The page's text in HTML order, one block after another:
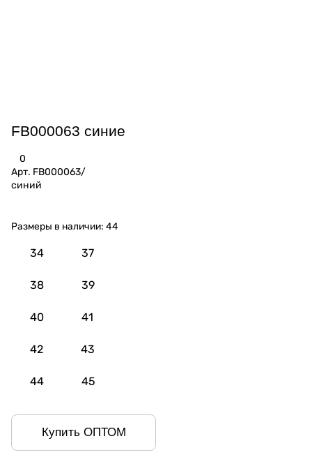
FB000063 синие
0
Арт. FB000063/
синий
Размеры в наличии: 44
34 37
38 39
40 41
42 43
44 45
Купить ОПТОМ